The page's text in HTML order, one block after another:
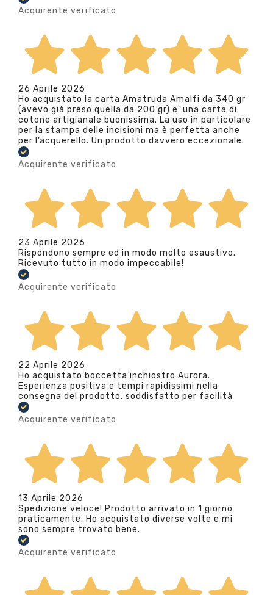
Acquirente verificato
26 Aprile 2026
Ho acquistato la carta Amatruda Amalfi da 340 gr
(avevo già preso quella da 200 gr) e’ una carta di
cotone artigianale buonissima. La uso in particolare
per la stampa delle incisioni ma è perfetta anche
per l’acquerello. Un prodotto davvero eccezionale.
Acquirente verificato
23 Aprile 2026
Rispondono sempre ed in modo molto esaustivo.
Ricevuto tutto in modo impeccabile!
Acquirente verificato
22 Aprile 2026
Ho acquistato boccetta inchiostro Aurora.
Esperienza positiva e tempi rapidissimi nella
consegna del prodotto. soddisfatto per facilità
Acquirente verificato
13 Aprile 2026
Spedizione veloce! Prodotto arrivato in 1 giorno
praticamente. Ho acquistato diverse volte e mi
sono sempre trovato bene.
Acquirente verificato